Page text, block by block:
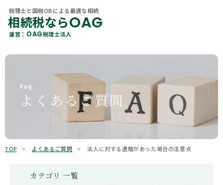
税理士と国税OBによる最適な相続
相続税ならOAG
運営： OAG税理士法人
税理士と国税OBによる最適な相続
相続税ならOAG
各種相続サービス
相続コラム
お客様の声
相続ガイド
カテゴリ 一覧
相続税
相続手続き
遺言
不動産
保険
贈与税
所得税
当社概要
税理士紹介
Office Information
事務所一覧
選ばれる理由
Faq
よくあるご質問
TOP よくあるご質問 法人に対する遺贈があった場合の注意点
カテゴリ 一覧